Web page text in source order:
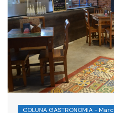
COLUNA GASTRONOMIA -